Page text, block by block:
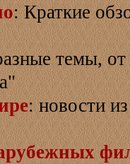
: Краткие
темы,
: новости